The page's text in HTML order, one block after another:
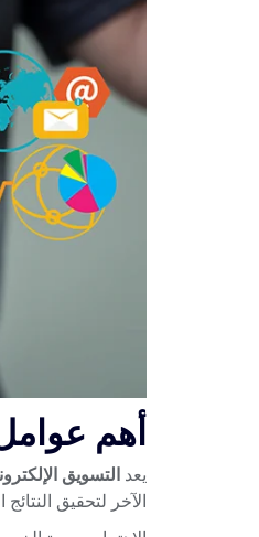
أهم
يعد التسويق
الآخر لتحقيق